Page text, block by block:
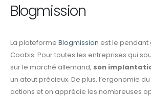
Blogmission
La plateforme Blogmission est le
Coobis. Pour toutes les entreprises qui
sur le marché allemand, son
un atout précieux. De plus, l’ergonomie
actions et on apprécie les nombreuses